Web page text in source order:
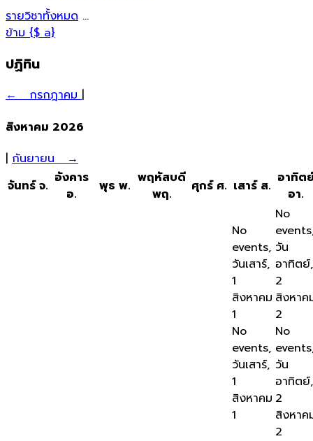
รายวิชาทั้งหมด ...
ข้าม {$ a}
ปฏิทิน
← กรกฎาคม |
สิงหาคม 2026
| กันยายน
→
จันทร์ จ. อังคาร
อ.
พุธ พ. พฤหัสบดี
พฤ.
ศุกร์ ศ. เสาร์ ส. อาทิต
อา.
No
events,
วันเสาร์,
1
สิงหาคม
1
No
events,
วันเสาร์,
1
สิงหาคม
1
No
วัน
อาทิตย์,
2
สิงหาค
2
No
วัน
อาทิตย์,
2
สิงหาค
2